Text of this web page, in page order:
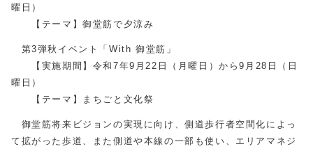
曜日）
【テーマ】御堂筋で夕涼み
第3弾秋イベント「With 御堂筋」
【実施期間】令和7年9月22日（月曜日）から9月28日（日
曜日）
【テーマ】まちごと文化祭
御堂筋将来ビジョンの実現に向け、側道歩行者空間化によっ
て拡がった歩道、また側道や本線の一部も使い、エリアマネジ